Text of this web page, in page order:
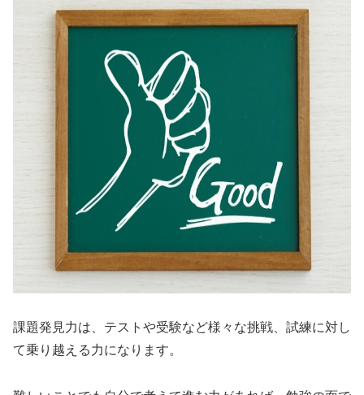
課題発見力は、テストや受験など様々な挑戦、試練に対し
て乗り越える力になります。